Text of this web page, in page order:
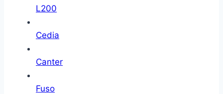
L200
Cedia
Canter
Fuso